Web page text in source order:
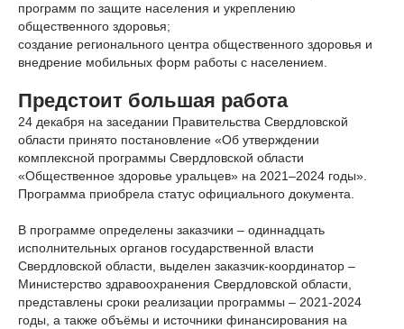
программ по защите населения и укреплению
общественного здоровья;
создание регионального центра общественного здоровья и
внедрение мобильных форм работы с населением.
Предстоит большая работа
24 декабря на заседании Правительства Свердловской
области принято постановление «Об утверждении
комплексной программы Свердловской области
«Общественное здоровье уральцев» на 2021–2024 годы».
Программа приобрела статус официального документа.
В программе определены заказчики – одиннадцать
исполнительных органов государственной власти
Свердловской области, выделен заказчик-координатор –
Министерство здравоохранения Свердловской области,
представлены сроки реализации программы – 2021-2024
годы, а также объёмы и источники финансирования на